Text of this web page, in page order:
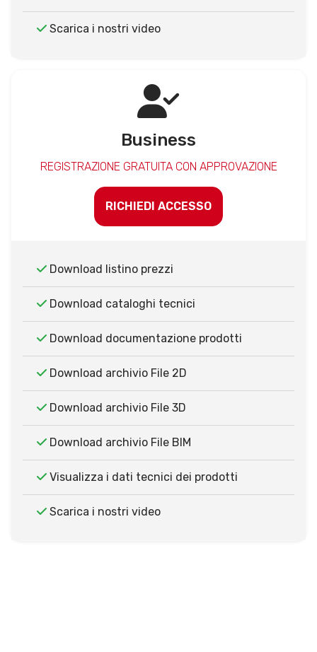
Scarica i nostri video
Business
REGISTRAZIONE GRATUITA CON APPROVAZIONE
RICHIEDI ACCESSO
Download listino prezzi
Download cataloghi tecnici
Download documentazione prodotti
Download archivio File 2D
Download archivio File 3D
Download archivio File BIM
Visualizza i dati tecnici dei prodotti
Scarica i nostri video